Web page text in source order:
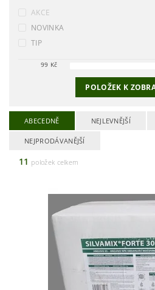
AKCE
NOVINKA
TIP
99 Kč
POLOŽEK K
ABECEDNĚ NEJLEVNĚJŠÍ
NEJPRODÁVANĚJŠÍ
11 položek celkem